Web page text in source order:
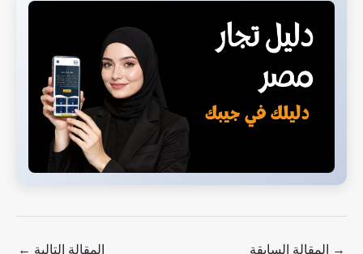
→ المقالة السابقة المقالة التالية ←